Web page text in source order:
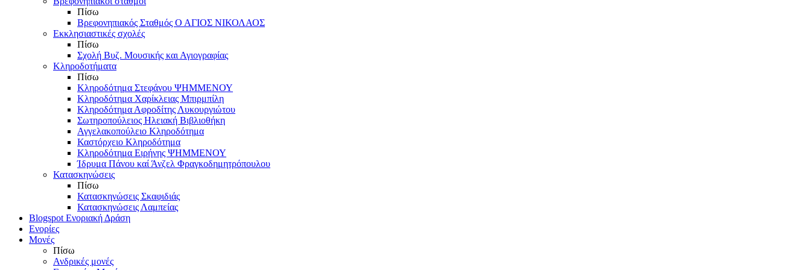
Πίσω
Βρεφονηπιακός Σταθμός Ο ΑΓΙΟΣ ΝΙΚΟΛΑΟΣ
Εκκλησιαστικές σχολές
Πίσω
Σχολή Βυζ. Μουσικής και Αγιογραφίας
Κληροδοτήματα
Πίσω
Κληροδότημα Στεφάνου ΨΗΜΜΕΝΟΥ
Κληροδότημα Χαρίκλειας Μπιρμπίλη
Κληροδότημα Αφροδίτης Λυκουργιώτου
Σωτηροπούλειος Ηλειακή Βιβλιοθήκη
Αγγελακοπούλειο Κληροδότημα
Καστόρχειο Κληροδότημα
Κληροδότημα Ειρήνης ΨΗΜΜΕΝΟΥ
Ίδρυμα Πάνου καί Άνζελ Φραγκοδημητρόπουλου
Κατασκηνώσεις
Πίσω
Κατασκηνώσεις Σκαφιδιάς
Κατασκηνώσεις Λαμπείας
Blogspot Ενοριακή Δράση
Ενορίες
Μονές
Πίσω
Ανδρικές μονές